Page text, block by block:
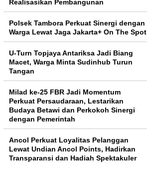
Realisasikan Pembangunan
Polsek Tambora Perkuat Sinergi dengan
Warga Lewat Jaga Jakarta+ On The Spot
U-Turn Topjaya Antariksa Jadi Biang
Macet, Warga Minta Sudinhub Turun
Tangan
Milad ke-25 FBR Jadi Momentum
Perkuat Persaudaraan, Lestarikan
Budaya Betawi dan Perkokoh Sinergi
dengan Pemerintah
Ancol Perkuat Loyalitas Pelanggan
Lewat Undian Ancol Points, Hadirkan
Transparansi dan Hadiah Spektakuler